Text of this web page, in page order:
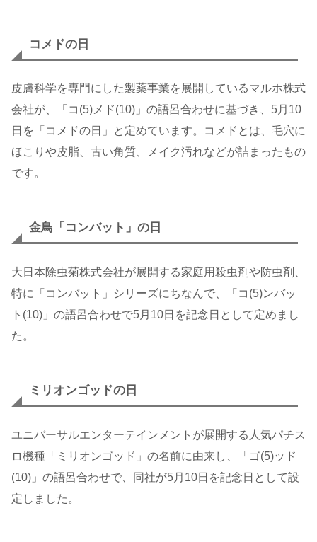
コメドの日
皮膚科学を専門にした製薬事業を展開しているマルホ株式
会社が、「コ(5)メド(10)」の語呂合わせに基づき、5月10
日を「コメドの日」と定めています。コメドとは、毛穴に
ほこりや皮脂、古い角質、メイク汚れなどが詰まったもの
です。
金鳥「コンバット」の日
大日本除虫菊株式会社が展開する家庭用殺虫剤や防虫剤、
特に「コンバット」シリーズにちなんで、「コ(5)ンバッ
ト(10)」の語呂合わせで5月10日を記念日として定めまし
た。
ミリオンゴッドの日
ユニバーサルエンターテインメントが展開する人気パチス
ロ機種「ミリオンゴッド」の名前に由来し、「ゴ(5)ッド
(10)」の語呂合わせで、同社が5月10日を記念日として設
定しました。